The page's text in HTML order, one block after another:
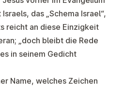
das „Schema Israel“,
reicht an diese Einzigkeit
„doch bleibt die Rede
in seinem Gedicht
Name, welches Zeichen